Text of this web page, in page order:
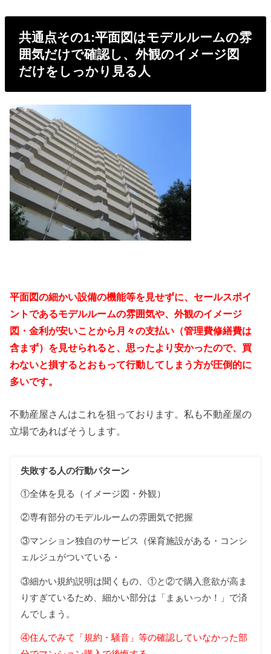
共通点その1:平面図はモデルルームの雰
囲気だけで確認し、外観のイメージ図
だけをしっかり見る人
平面図の細かい設備の機能等を見せずに、セールスポイ
ントであるモデルルームの雰囲気や、外観のイメージ
図・金利が安いことから月々の支払い（管理費修繕費は
含まず）を見せられると、思ったより安かったので、買
わないと損するとおもって行動してしまう方が圧倒的に
多いです。
不動産屋さんはこれを狙っております。私も不動産屋の
立場であればそうします。
失敗する人の行動パターン
①全体を見る（イメージ図・外観）
②専有部分のモデルルームの雰囲気で把握
③マンション独自のサービス（保育施設がある・コンシ
ェルジュがついている・
③細かい規約説明は聞くもの、①と②で購入意欲が高ま
りすぎているため、細かい部分は「まぁいっか！」で済
んでしまう。
④住んでみて「規約・騒音」等の確認していなかった部